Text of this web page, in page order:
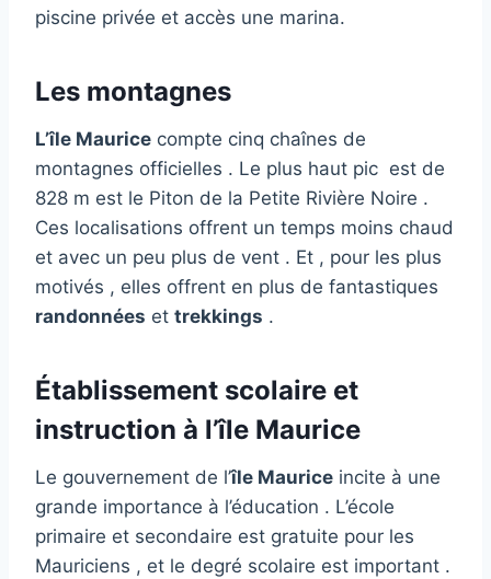
piscine privée et accès une marina.
Les montagnes
L’île Maurice compte cinq chaînes de
montagnes officielles . Le plus haut pic est de
828 m est le Piton de la Petite Rivière Noire .
Ces localisations offrent un temps moins chaud
et avec un peu plus de vent . Et , pour les plus
motivés , elles offrent en plus de fantastiques
randonnées et trekkings .
Établissement scolaire et
instruction à l’île Maurice
Le gouvernement de l’île Maurice incite à une
grande importance à l’éducation . L’école
primaire et secondaire est gratuite pour les
Mauriciens , et le degré scolaire est important .